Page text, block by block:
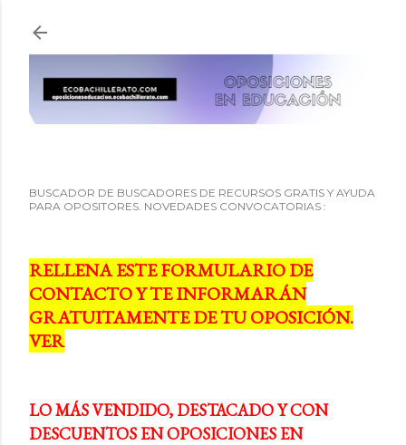
BUSCADOR DE BUSCADORES DE RECURSOS GRATIS Y AYUDA
PARA OPOSITORES. NOVEDADES CONVOCATORIAS :
RELLENA ESTE FORMULARIO DE
CONTACTO Y TE INFORMARÁN
GRATUITAMENTE DE TU OPOSICIÓN.
VER
LO MÁS VENDIDO, DESTACADO Y CON
DESCUENTOS EN OPOSICIONES EN